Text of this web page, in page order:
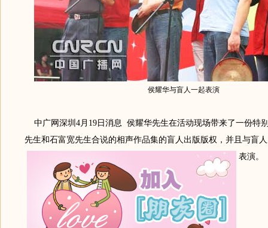
侯耀华与盲人一起表演
中广网深圳4月19日消息 侯耀华先生在活动现场带来了一份特
先生和石富宽先生合说的相声作品集的盲人出版版权，并且与盲
表演。